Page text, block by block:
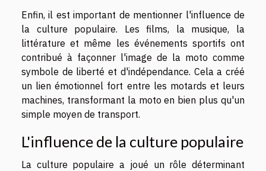
Enfin, il est important de mentionner l'influence de
la culture populaire. Les films, la musique, la
littérature et même les événements sportifs ont
contribué à façonner l'image de la moto comme
symbole de liberté et d'indépendance. Cela a créé
un lien émotionnel fort entre les motards et leurs
machines, transformant la moto en bien plus qu'un
simple moyen de transport.
L'influence de la culture populaire
La culture populaire a joué un rôle déterminant